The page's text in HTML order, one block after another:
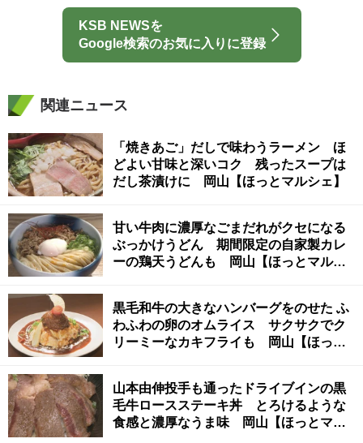
KSB NEWSを
Google検索のお気に入りに登録
関連ニュース
「焼きあご」だしで味わうラーメン ほ
どよい甘味と深いコク 残ったスープは
だし茶漬けに 岡山【ほっとマルシェ】
甘い牛肉に濃厚なごまだれがクセになる
ぶっかけうどん 期間限定の自家製カレ
ーの鶏天うどんも 岡山【ほっとマルシ
黒毛和牛の大きなハンバーグをのせた ふ
わふわの卵のオムライス サクサクでク
リーミーなカキフライも 岡山【ほっと
山本由伸投手も通ったドライブインの黒
毛牛ロースステーキ丼 とろけるような
食感と濃厚なうま味 岡山【ほっとマル